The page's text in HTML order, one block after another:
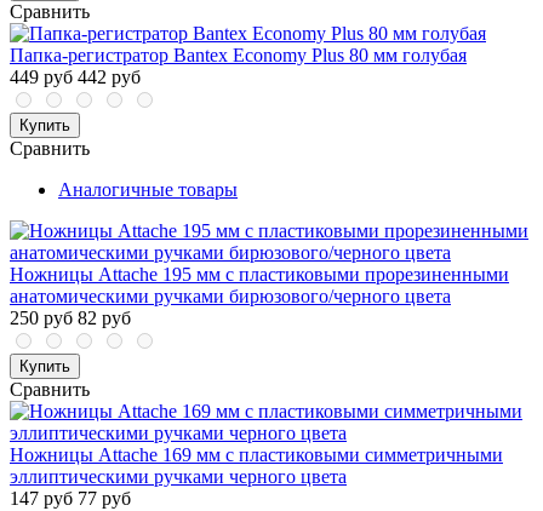
Сравнить
Папка-регистратор Bantex Economy Plus 80 мм голубая
449 руб 442 руб
Купить
Сравнить
Аналогичные товары
Ножницы Attache 195 мм с пластиковыми прорезиненными
анатомическими ручками бирюзового/черного цвета
250 руб 82 руб
Купить
Сравнить
Ножницы Attache 169 мм с пластиковыми симметричными
эллиптическими ручками черного цвета
147 руб 77 руб